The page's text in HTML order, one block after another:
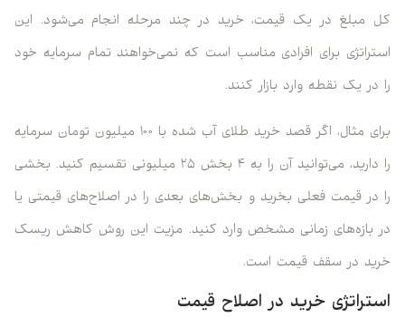
کل مبلغ در یک قیمت، خرید در چند مرحله انجام می‌شود. این
استراتژی برای افرادی مناسب است که نمی‌خواهند تمام سرمایه خود
را در یک نقطه وارد بازار کنند.
برای مثال، اگر قصد خرید طلای آب شده با ۱۰۰ میلیون تومان سرمایه
را دارید، می‌توانید آن را به ۴ بخش ۲۵ میلیونی تقسیم کنید. بخشی
را در قیمت فعلی بخرید و بخش‌های بعدی را در اصلاح‌های قیمتی یا
در بازه‌های زمانی مشخص وارد کنید. مزیت این روش کاهش ریسک
خرید در سقف قیمت است.
استراتژی خرید در اصلاح قیمت